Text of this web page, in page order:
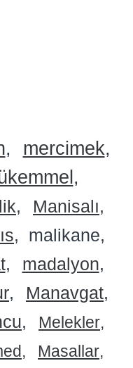
mercimek
Manisalı
malikane
madalyon
Manavgat
Melekler
Masallar